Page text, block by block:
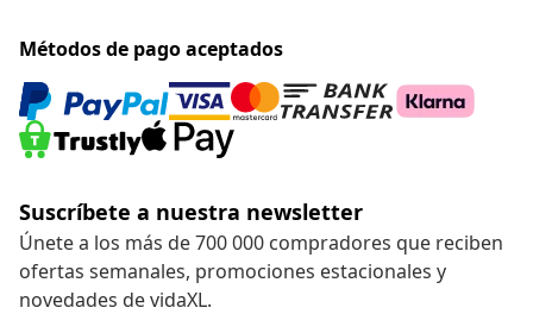
Métodos de pago aceptados
Suscríbete a nuestra newsletter
Únete a los más de 700 000 compradores que reciben
ofertas semanales, promociones estacionales y
novedades de vidaXL.